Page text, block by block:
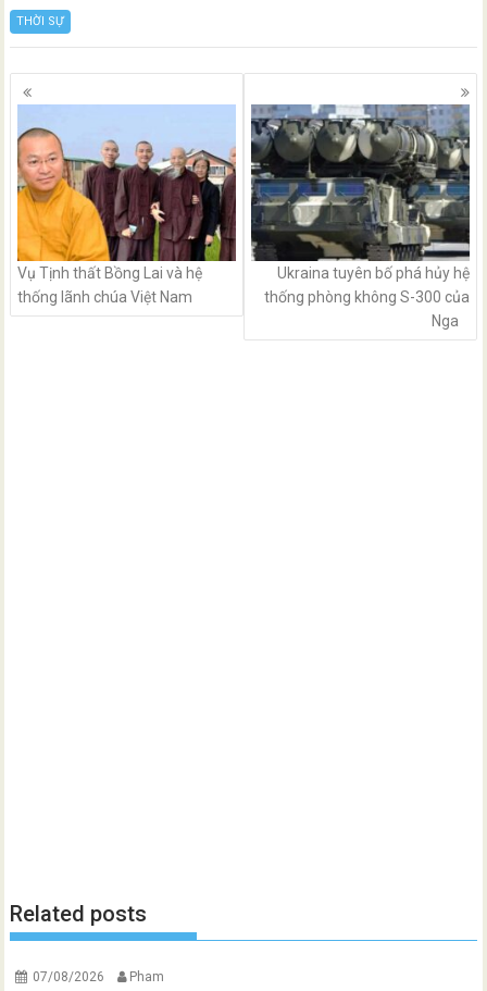
THỜI SỰ
Posts
navigation
Vụ Tịnh thất Bồng Lai và hệ
thống lãnh chúa Việt Nam
Ukraina tuyên bố phá hủy hệ
thống phòng không S-300 của
Nga
Related posts
07/08/2026 Pham